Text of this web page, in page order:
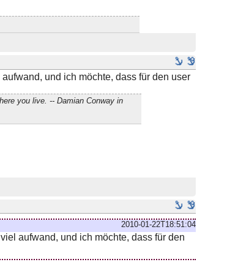
und ich möchte, dass für den user
you live. -- Damian Conway in
2010-01-22T18:51:04
aufwand, und ich möchte, dass für den